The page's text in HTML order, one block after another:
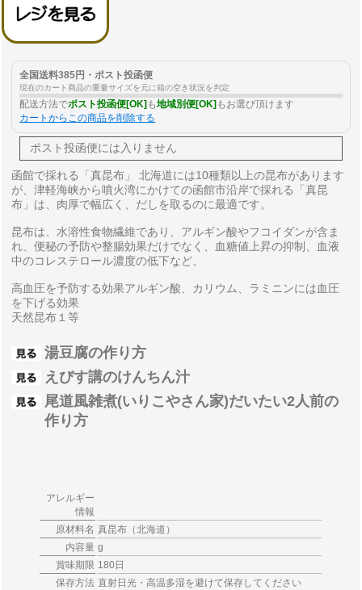
全国送料385円・ポスト投函便
現在のカート商品の重量サイズを元に箱の空き状況を判定
配送方法でポスト投函便[OK] も地域別便[OK] もお選び頂けます
カートからこの商品を削除する
ポスト投函便には入りません
函館で採れる「真昆布」 北海道には10種類以上の昆布があります
が、津軽海峡から噴火湾にかけての函館市沿岸で採れる「真昆
布」は、肉厚で幅広く、だしを取るのに最適です。
昆布は、水溶性食物繊維であり、アルギン酸やフコイダンが含ま
れ、便秘の予防や整腸効果だけでなく、血糖値上昇の抑制、血液
中のコレステロール濃度の低下など、
高血圧を予防する効果アルギン酸、カリウム、ラミニンには血圧
を下げる効果
天然昆布１等
湯豆腐の作り方
えびす講のけんちん汁
尾道風雑煮(いりこやさん家)だいたい2人前の
作り方
アレルギー
情報
原材料名 真昆布（北海道）
内容量 g
賞味期限 180日
保存方法 直射日光・高温多湿を避けて保存してください